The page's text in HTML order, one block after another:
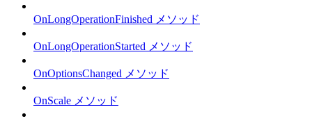
OnLongOperationFinished メソッド
OnLongOperationStarted メソッド
OnOptionsChanged メソッド
OnScale メソッド